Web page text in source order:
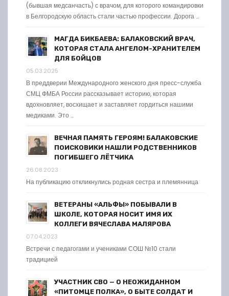
(бывшая медсанчасть) с врачом, для которого командировки
в Белгородскую область стали частью профессии. Дорога …
МАГДА БИКБАЕВА: БАЛАКОВСКИЙ ВРАЧ,
КОТОРАЯ СТАЛА АНГЕЛОМ-ХРАНИТЕЛЕМ
ДЛЯ БОЙЦОВ
05.03.2025
В преддверии Международного женского дня пресс-служба
СМЦ ФМБА России рассказывает историю, которая
вдохновляет, восхищает и заставляет гордиться нашими
медиками. Это …
ВЕЧНАЯ ПАМЯТЬ ГЕРОЯМ! БАЛАКОВСКИЕ
ПОИСКОВИКИ НАШЛИ РОДСТВЕННИКОВ
ПОГИБШЕГО ЛЁТЧИКА
26.08.2023
На публикацию откликнулись родная сестра и племянница
ВЕТЕРАНЫ «АЛЬФЫ» ПОБЫВАЛИ В
ШКОЛЕ, КОТОРАЯ НОСИТ ИМЯ ИХ
КОЛЛЕГИ ВЯЧЕСЛАВА МАЛЯРОВА
07.04.2023
Встречи с педагогами и учениками СОШ №10 стали
традицией
УЧАСТНИК СВО — О НЕОЖИДАННОМ
«ПИТОМЦЕ ПОЛКА», О БЫТЕ СОЛДАТ И